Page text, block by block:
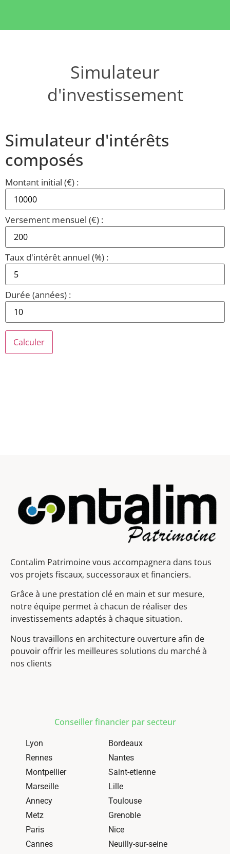
Simulateur
d'investissement
Simulateur d'intérêts
composés
Montant initial (€) :
Versement mensuel (€) :
Taux d'intérêt annuel (%) :
Durée (années) :
Calculer
Contalim Patrimoine vous accompagnera dans tous
vos projets fiscaux, successoraux et financiers.
Grâce à une prestation clé en main et sur mesure,
notre équipe permet à chacun de réaliser des
investissements adaptés à chaque situation.
Nous travaillons en architecture ouverture afin de
pouvoir offrir les meilleures solutions du marché à
nos clients
Conseiller financier par secteur
Lyon
Bordeaux
Rennes
Nantes
Montpellier
Saint-etienne
Marseille
Lille
Annecy
Toulouse
Metz
Grenoble
Paris
Nice
Cannes
Neuilly-sur-seine